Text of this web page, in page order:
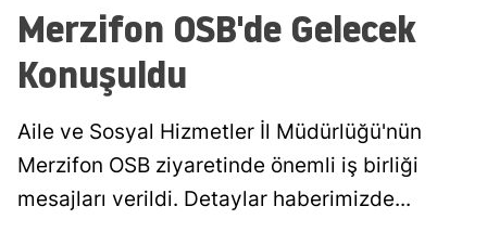
Merzifon OSB'de Gelecek
Konuşuldu
Aile ve Sosyal Hizmetler İl Müdürlüğü'nün
Merzifon OSB ziyaretinde önemli iş birliği
mesajları verildi. Detaylar haberimizde...